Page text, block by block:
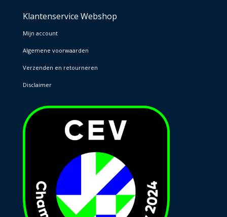
Klantenservice Webshop
Mijn account
Algemene voorwaarden
Verzenden en retourneren
Disclaimer